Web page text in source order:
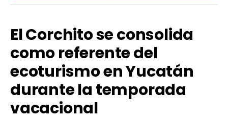
El Corchito se consolida
como referente del
ecoturismo en Yucatán
durante la temporada
vacacional